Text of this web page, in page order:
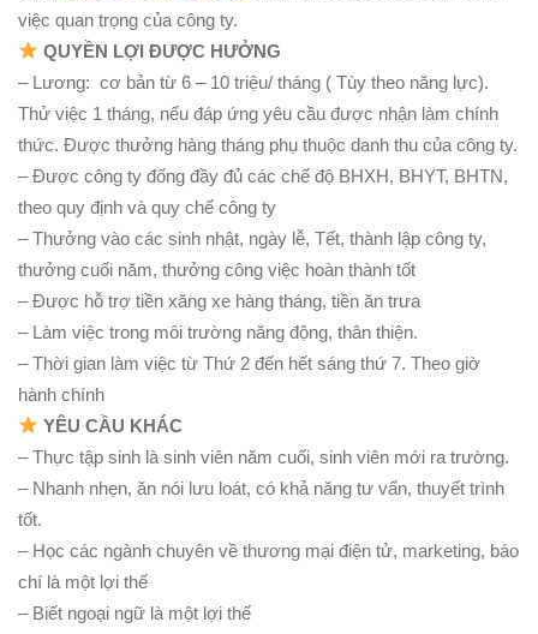
việc quan trọng của công ty.
QUYỀN LỢI ĐƯỢC HƯỞNG
– Lương: cơ bản từ 6 – 10 triệu/ tháng ( Tùy theo năng lực).
Thử việc 1 tháng, nếu đáp ứng yêu cầu được nhận làm chính
thức. Được thưởng hàng tháng phụ thuộc danh thu của công ty.
– Được công ty đống đầy đủ các chế độ BHXH, BHYT, BHTN,
theo quy định và quy chế công ty
– Thưởng vào các sinh nhật, ngày lễ, Tết, thành lập công ty,
thưởng cuối năm, thưởng công việc hoàn thành tốt
– Được hỗ trợ tiền xăng xe hàng tháng, tiền ăn trưa
– Làm việc trong môi trường năng động, thân thiện.
– Thời gian làm việc từ Thứ 2 đến hết sáng thứ 7. Theo giờ
hành chính
YÊU CẦU KHÁC
– Thực tập sinh là sinh viên năm cuối, sinh viên mới ra trường.
– Nhanh nhẹn, ăn nói lưu loát, có khả năng tư vấn, thuyết trình
tốt.
– Học các ngành chuyên về thương mại điện tử, marketing, báo
chí là một lợi thế
– Biết ngoại ngữ là một lợi thế